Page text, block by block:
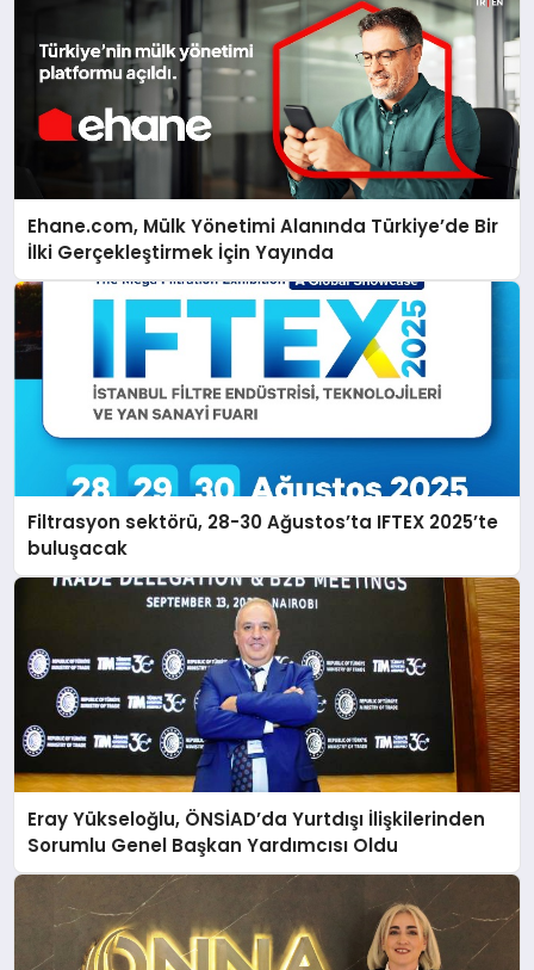
Ehane.com, Mülk Yönetimi Alanında Türkiye’de Bir
İlki Gerçekleştirmek İçin Yayında
Filtrasyon sektörü, 28-30 Ağustos’ta IFTEX 2025’te
buluşacak
Eray Yükseloğlu, ÖNSİAD’da Yurtdışı İlişkilerinden
Sorumlu Genel Başkan Yardımcısı Oldu